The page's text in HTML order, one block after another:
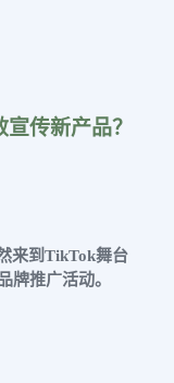
宣传新产品？
来到TikTok舞台
牌推广活动。